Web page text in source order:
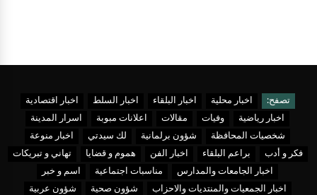
تصفح: اخبار محلية اخبار البلقاء اخبار السلط
اخبار اقتصادية
اخبار رياضية
وفيات مقالات اعلانات مبوبة
اسرار المدينة
شخصيات المحافظة
شؤون برلمانية لك سيدتي
اخبار منوعة
فكر و أدب
براعم البلقاء اخبار الفن هموم و قضايا
تهاني و تبريكات
اخبار الجامعات والمدارس
مناسبات اجتماعية
اسم و خبر
اخبار الجمعيات والمنتديات والاحزاب
شؤون صحية شؤون عربية